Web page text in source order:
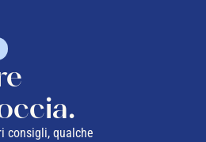
consigli, qualche